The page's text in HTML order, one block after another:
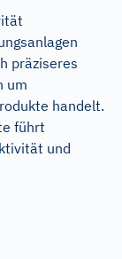
präziseres
um
handelt.
führt
und